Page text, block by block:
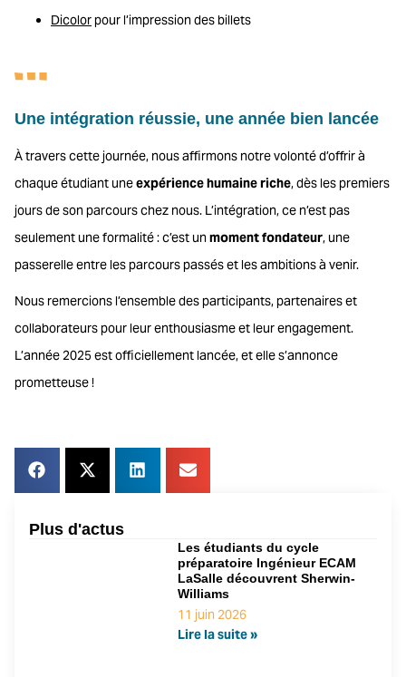
Dicolorpour l’impression des billets
Une intégration réussie, une année bien lancée
À travers cette journée, nous affirmons notre volonté d’offrir à
chaque étudiant uneexpérience humaine riche, dès les premiers
jours de son parcours chez nous. L’intégration, ce n’est pas
seulement une formalité : c’est unmoment fondateur, une
passerelle entre les parcours passés et les ambitions à venir.
Nous remercions l’ensemble des participants, partenaires et
collaborateurs pour leur enthousiasme et leur engagement.
L’année 2025 est officiellement lancée, et elle s’annonce
prometteuse !
Plus d'actus
Les étudiants du cycle
préparatoire Ingénieur ECAM
LaSalle découvrent Sherwin-
Williams
11 juin 2026
Lire la suite »